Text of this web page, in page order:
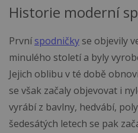
Historie moderní
Prvníspodničky se objevily
minulého století a byly
Jejich oblibu v té době
se však začaly objevovat i
vyrábí z bavlny, hedvábí,
šedesátých letech se pak